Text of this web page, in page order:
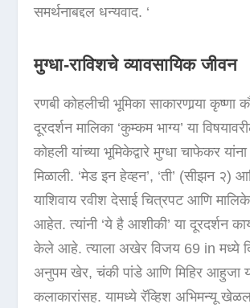
समर्थनाबद्दल धन्यवाद. ‘
मुग्धा-राविशचे व्यावसायिक जीवन
रणबी कोहलीची भूमिका साकारणार्‍या कृष्णा
दूरदर्शन मालिका ‘कुम्कम भाग्य’ या
कोहली यांच्या भूमिकेद्वारे मुग्धा चाफेकर यांना
मिळाली. ‘मेड इन हेव्हन’, ‘ती’ (सीझन २)
याशिवाय रवीश देसाई चित्रपट आणि
आहेत. त्यांनी ‘ये है आशीकी’ या दूरदर्शन
केले आहे. त्याला अखेर विजय 69 in मध्ये
अनुपम खेर, चंकी पांडे आणि मिहिर आहुजा
कलाकारांसह. यामध्ये रॅव्हिश अभिमन्यू